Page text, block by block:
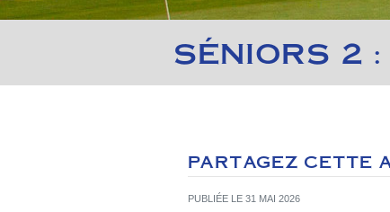
SÉNIORS 2
PARTAGEZ CETTE
PUBLIÉE LE 31 MAI 2026